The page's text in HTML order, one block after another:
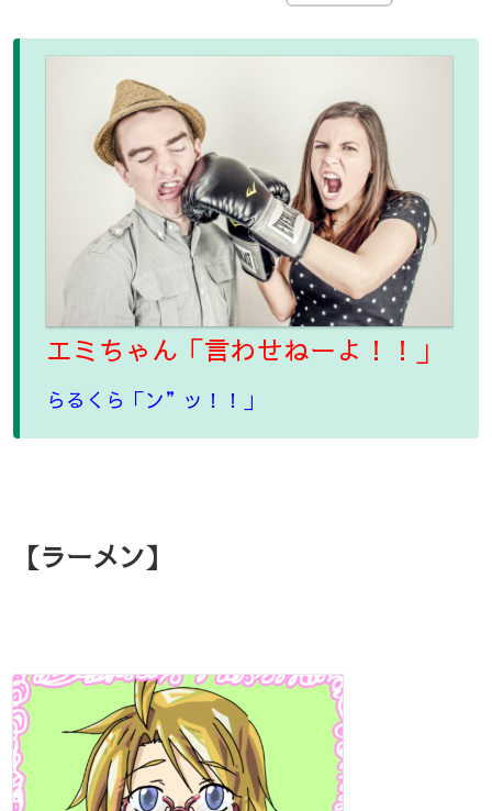
エミちゃん「言わせねーよ！！」
らるくら「ン”ッ！！」
【ラーメン】